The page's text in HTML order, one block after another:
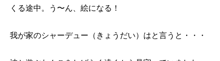
くる途中。う〜ん、絵になる！
我が家のシャーデュー（きょうだい）はと言うと・・・